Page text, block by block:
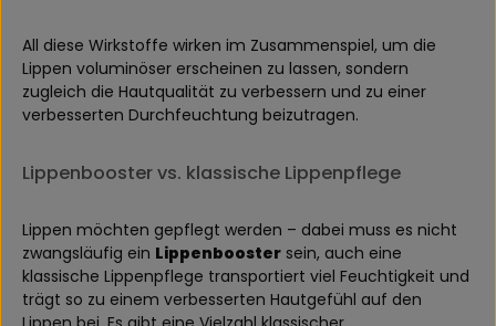
All diese Wirkstoffe wirken im Zusammenspiel, um die
Lippen voluminöser erscheinen zu lassen, sondern
zugleich die Hautqualität zu verbessern und zu einer
verbesserten Durchfeuchtung beizutragen.
Lippenbooster vs. klassische Lippenpflege
Lippen möchten gepflegt werden – dabei muss es nicht
zwangsläufig ein Lippenbooster sein, auch eine
klassische Lippenpflege transportiert viel Feuchtigkeit und
trägt so zu einem verbesserten Hautgefühl auf den